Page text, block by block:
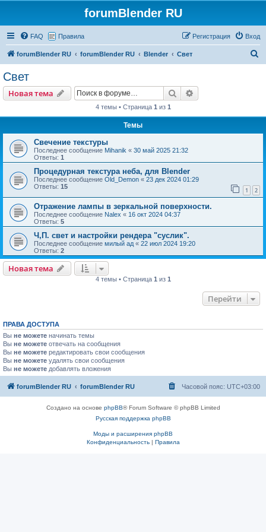
forumBlender RU
FAQ Правила Вход
Регистрация
forumBlender RU forumBlender RU Blender Свет
Свет
Новая тема Поиск
4 темы • Страница 1 из 1
Темы
Свечение текстуры
Последнее сообщение Mihanik « 30 май 2025 21:32
Ответы: 1
Процедурная текстура неба, для Blender
Последнее сообщение Old_Demon « 23 дек 2024 01:29
Ответы: 15 1 2
Отражение лампы в зеркальной поверхности.
Последнее сообщение Nalex « 16 окт 2024 04:37
Ответы: 5
Ч,П. свет и настройки рендера "суслик".
Последнее сообщение милый ад « 22 июл 2024 19:20
Ответы: 2
Новая тема
4 темы • Страница 1 из 1
Перейти
ПРАВА ДОСТУПА
Вы не можете начинать темы
Вы не можете отвечать на сообщения
Вы не можете редактировать свои сообщения
Вы не можете удалять свои сообщения
Вы не можете добавлять вложения
forumBlender RU forumBlender RU Часовой пояс: UTC+03:00
Создано на основе phpBB® Forum Software © phpBB Limited
Русская поддержка phpBB
Моды и расширения phpBB
Конфиденциальность| Правила